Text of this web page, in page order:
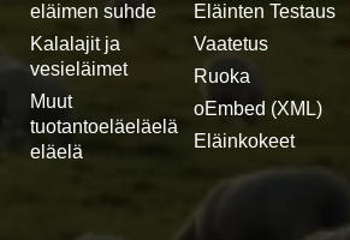
eläimen suhde
Kalalajit ja
vesieläimet
Muut
tuotantoeläeläelä
eläelä
Eläinten Testaus
Vaatetus
Ruoka
oEmbed (XML)
Eläinkokeet